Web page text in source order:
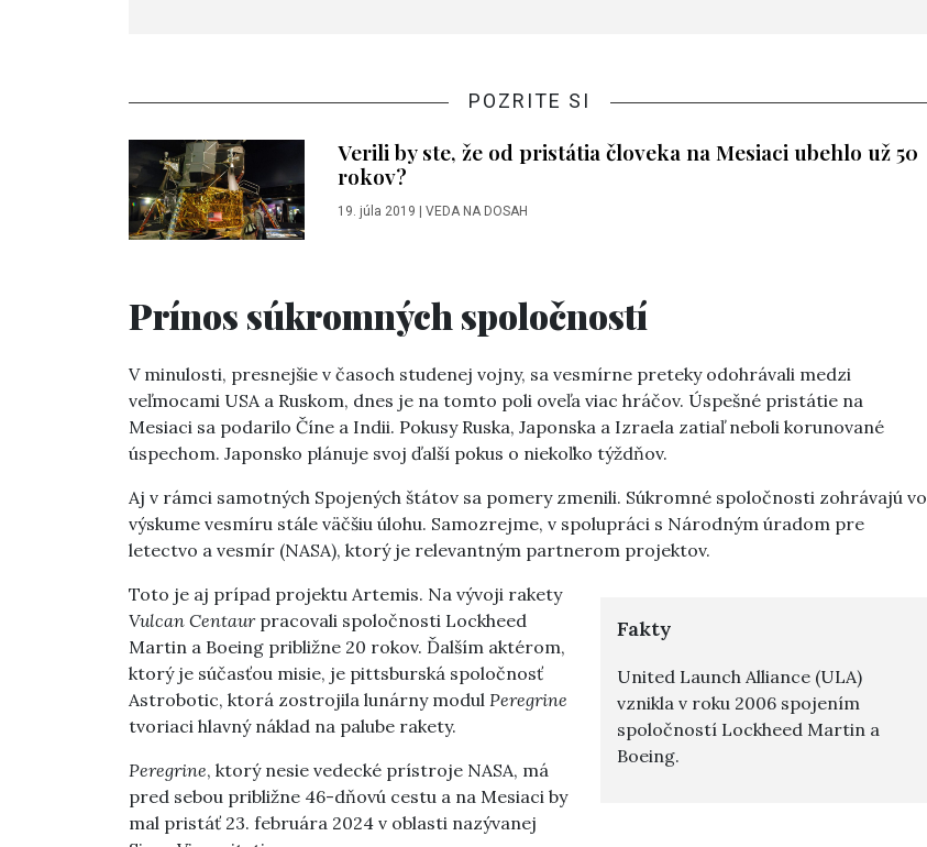
POZRITE SI
Verili by ste, že od pristátia človeka na Mesiaci ubehlo už 50
rokov?
19. júla 2019 VEDA NA DOSAH
Prínos súkromných spoločností
V minulosti, presnejšie v časoch studenej vojny, sa vesmírne preteky odohrávali medzi
veľmocami USA a Ruskom, dnes je na tomto poli oveľa viac hráčov. Úspešné pristátie na
Mesiaci sa podarilo Číne a Indii. Pokusy Ruska, Japonska a Izraela zatiaľ neboli korunované
úspechom. Japonsko plánuje svoj ďalší pokus o niekoľko týždňov.
Aj v rámci samotných Spojených štátov sa pomery zmenili. Súkromné spoločnosti zohrávajú vo
výskume vesmíru stále väčšiu úlohu. Samozrejme, v spolupráci s Národným úradom pre
letectvo a vesmír (NASA), ktorý je relevantným partnerom projektov.
Fakty
United Launch Alliance (ULA)
vznikla v roku 2006 spojením
spoločností Lockheed Martin a
Boeing.
Toto je aj prípad projektu Artemis. Na vývoji rakety
Vulcan Centaurpracovali spoločnosti Lockheed
Martin a Boeing približne 20 rokov. Ďalším aktérom,
ktorý je súčasťou misie, je pittsburská spoločnosť
Astrobotic, ktorá zostrojila lunárny modul Peregrine
tvoriaci hlavný náklad na palube rakety.
Peregrine, ktorý nesie vedecké prístroje NASA, má
pred sebou približne 46-dňovú cestu a na Mesiaci by
mal pristáť 23. februára 2024 v oblasti nazývanej